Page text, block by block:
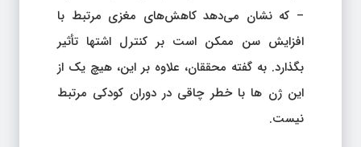
– که نشان می‌دهد کاهش‌های مغزی مرتبط با
افزایش سن ممکن است بر کنترل اشتها تأثیر
بگذارد. به گفته محققان، علاوه بر این، هیچ یک از
این ژن ها با خطر چاقی در دوران کودکی مرتبط
نیست.